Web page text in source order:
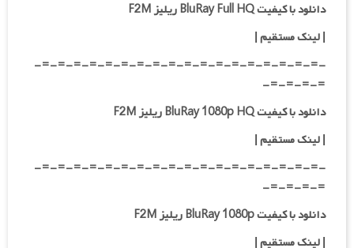
دانلود با کیفیت BluRay Full HQ ریلیز F2M
|لینک مستقیم|
-=-=-=-=-=-=-=-=-=-=-=-=-=-=-=-=-=-=-
=-=-=-=-
دانلود با کیفیت BluRay 1080p HQ ریلیز F2M
|لینک مستقیم|
-=-=-=-=-=-=-=-=-=-=-=-=-=-=-=-=-=-=-
=-=-=-=-
دانلود با کیفیت BluRay 1080p ریلیز F2M
|لینک مستقیم|